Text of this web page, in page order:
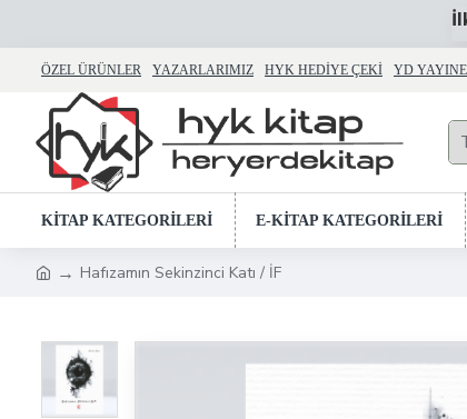
ÖZEL ÜRÜNLER YAZARLARIMIZ HYK HEDIYE ÇEKI YD
KİTAP KATEGORİLERİ E-KİTAP KATEGORİLERİ
Hafızamın Sekinzinci Katı / İF